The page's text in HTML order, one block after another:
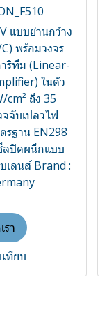
แบบย่านกว้าง
พร้อมวงจร
ริทึม (Linear-
ในตัว
cm² ถึง 35
จจับเปลวไฟ
รฐาน EN298
ลปิดผนึกแบบ
เลนส์ Brand :
รา
ทียบ